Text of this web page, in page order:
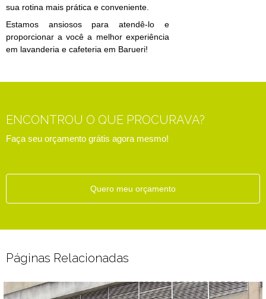
sua rotina mais prática e conveniente.
Estamos ansiosos para atendê-lo e
proporcionar a você a melhor experiência
em lavanderia e cafeteria em Barueri!
ENCONTROU O QUE PROCURAVA?
Faça seu orçamento grátis agora mesmo!
Quero meu orçamento
Páginas Relacionadas